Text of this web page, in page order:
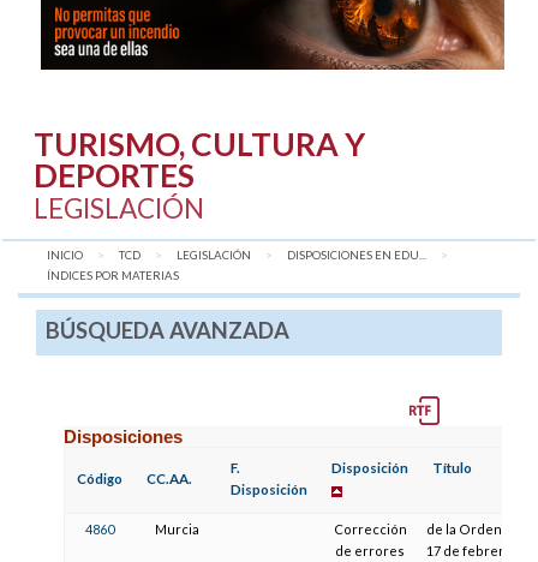
TURISMO, CULTURA Y
DEPORTES
LEGISLACIÓN
INICIO TCD LEGISLACIÓN
DISPOSICIONES EN EDU...
AQUÍ:
ÍNDICES POR MATERIAS
BÚSQUEDA AVANZADA
Disposiciones
Código CC.AA.
F.
Disposición
Disposición Título
4860 Murcia
Corrección
de errores
de la Orden de
17 de febrero